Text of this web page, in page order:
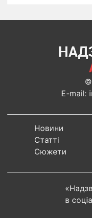
©
E-mail:
Новини
Статті
Сюжети
в